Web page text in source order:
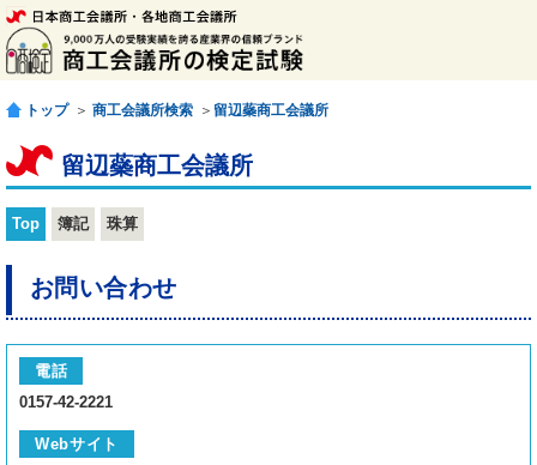
トップ ＞ 商工会議所検索 ＞ 留辺蘂商工会議所
留辺蘂商工会議所
Top 簿記 珠算
お問い合わせ
電話
0157-42-2221
Webサイト